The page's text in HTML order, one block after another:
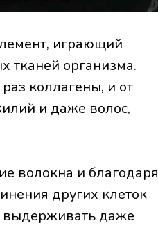
играющий
тканей организма.
коллагены, и от
и даже волос,
волокна и благодаря
других клеток
выдерживать даже